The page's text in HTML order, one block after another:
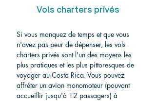
Vols charters privés
Si vous manquez de temps et que vous
n'avez pas peur de dépenser, les vols
charters privés sont l'un des moyens les
plus pratiques et les plus pittoresques de
voyager au Costa Rica. Vous pouvez
affréter un avion monomoteur (pouvant
accueillir jusqu'à 12 passagers) à